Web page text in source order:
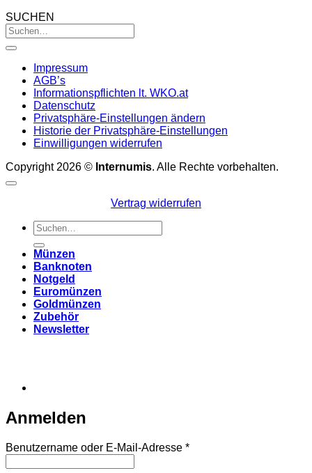
SUCHEN
Impressum
AGB’s
Informationspflichten lt. WKO.at
Datenschutz
Privatsphäre-Einstellungen ändern
Historie der Privatsphäre-Einstellungen
Einwilligungen widerrufen
Copyright 2026 © Internumis. Alle Rechte vorbehalten.
Vertrag widerrufen
Suchen
nach:
Münzen
Banknoten
Notgeld
Euromünzen
Goldmünzen
Zubehör
Newsletter
Anmelden
Benutzername oder E-Mail-Adresse *Erforderlich